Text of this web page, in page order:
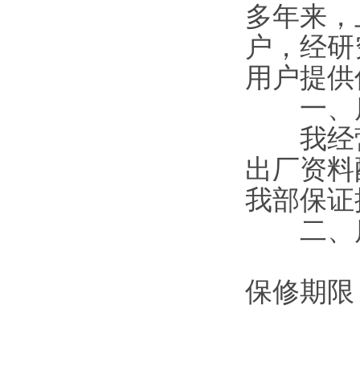
多年来
户，经
用户提
一、
我经营
出厂资
我部保
二、
保修期